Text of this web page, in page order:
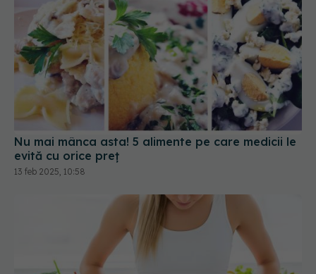
Nu mai mânca asta! 5 alimente pe care medicii le
evită cu orice preț
13 feb 2025, 10:58